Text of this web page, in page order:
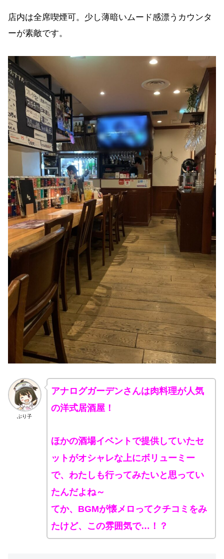
店内は全席喫煙可。少し薄暗いムード感漂うカウンタ
ーが素敵です。
ぶり子
アナログガーデンさんは肉料理が人気
の洋式居酒屋！
ほかの酒場イベントで提供していたセ
ットがオシャレな上にボリューミー
で、わたしも行ってみたいと思ってい
たんだよね～
てか、BGMが懐メロってクチコミをみ
たけど、この雰囲気で…！？